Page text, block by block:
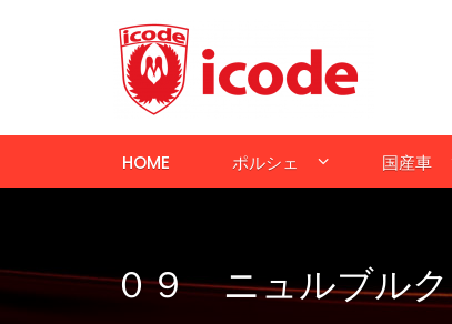
HOME ポルシェ 国産車
０９ ニュルブル